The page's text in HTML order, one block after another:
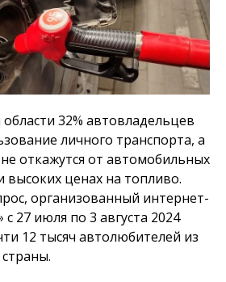
32% автовладельцев
личного транспорта, а
откажутся от автомобильных
высоких ценах на топливо.
организованный интернет-
27 июля по 3 августа 2024
12 тысяч автолюбителей из